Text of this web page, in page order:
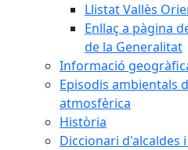
Llistat Vallès
Enllaç a pàgina
de la Generalitat
Informació
Episodis ambientals
atmosfèrica
Història
Diccionari d'alcaldes